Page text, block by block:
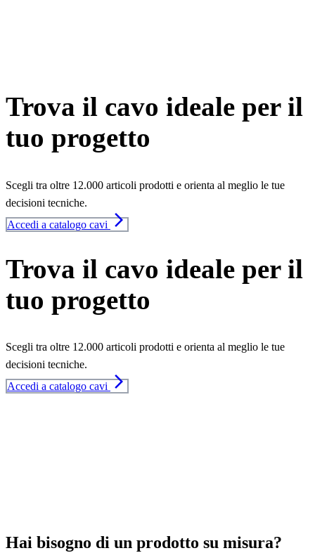
Trova il cavo ideale per il
tuo progetto
Scegli tra oltre 12.000 articoli prodotti e orienta al meglio le tue
decisioni tecniche.
Accedi a catalogo cavi arrow_forward_ios
Trova il cavo ideale per il
tuo progetto
Scegli tra oltre 12.000 articoli prodotti e orienta al meglio le tue
decisioni tecniche.
Accedi a catalogo cavi arrow_forward_ios
Hai bisogno di un prodotto su misura?